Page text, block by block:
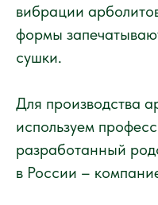
вибрации
формы
сушки.
Для производства
используем
разработанный
в России –